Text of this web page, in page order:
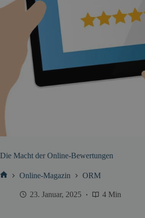
Die Macht der Online-Bewertungen
Online-Magazin ORM
23. Januar, 2025 4 Min